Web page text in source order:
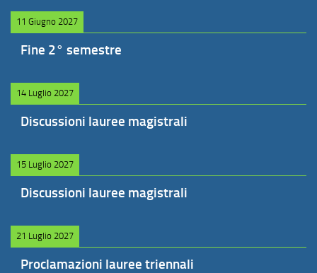
11 Giugno 2027
Fine 2° semestre
14 Luglio 2027
Discussioni lauree magistrali
15 Luglio 2027
Discussioni lauree magistrali
21 Luglio 2027
Proclamazioni lauree triennali